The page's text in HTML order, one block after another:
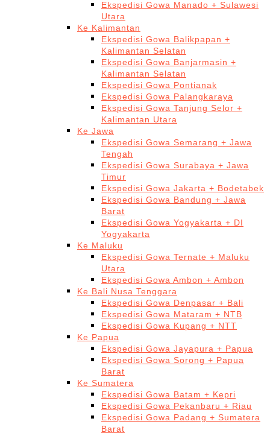
Ekspedisi Gowa Manado + Sulawesi
Utara
Ke Kalimantan
Ekspedisi Gowa Balikpapan +
Kalimantan Selatan
Ekspedisi Gowa Banjarmasin +
Kalimantan Selatan
Ekspedisi Gowa Pontianak
Ekspedisi Gowa Palangkaraya
Ekspedisi Gowa Tanjung Selor +
Kalimantan Utara
Ke Jawa
Ekspedisi Gowa Semarang + Jawa
Tengah
Ekspedisi Gowa Surabaya + Jawa
Timur
Ekspedisi Gowa Jakarta + Bodetabek
Ekspedisi Gowa Bandung + Jawa
Barat
Ekspedisi Gowa Yogyakarta + DI
Yogyakarta
Ke Maluku
Ekspedisi Gowa Ternate + Maluku
Utara
Ekspedisi Gowa Ambon + Ambon
Ke Bali Nusa Tenggara
Ekspedisi Gowa Denpasar + Bali
Ekspedisi Gowa Mataram + NTB
Ekspedisi Gowa Kupang + NTT
Ke Papua
Ekspedisi Gowa Jayapura + Papua
Ekspedisi Gowa Sorong + Papua
Barat
Ke Sumatera
Ekspedisi Gowa Batam + Kepri
Ekspedisi Gowa Pekanbaru + Riau
Ekspedisi Gowa Padang + Sumatera
Barat